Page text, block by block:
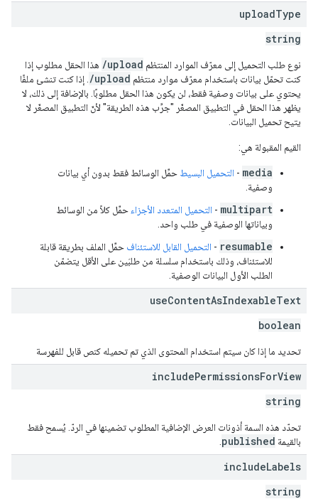
uploadType
string
نوع طلب التحميل إلى معرّف الموارد المنتظم /upload هذا الحقل مطلوب إذا
كنت تحمّل بيانات باستخدام معرّف موارد منتظم /upload . إذا كنت تنشئ ملفًا
يحتوي على بيانات وصفية فقط، لن يكون هذا الحقل مطلوبًا. بالإضافة إلى ذلك، لا
يظهر هذا الحقل في التطبيق المصغّر "جرِّب هذه الطريقة" لأنّ التطبيق المصغّر لا
يتيح تحميل البيانات.
القيم المقبولة هي:
media
- التحميل البسيط حمِّل الوسائط فقط بدون أي بيانات
وصفية.
multipart
- التحميل المتعدد الأجزاء حمِّل كلاً من الوسائط
وبياناتها الوصفية في طلب واحد.
resumable
- التحميل القابل للاستئناف حمِّل الملف بطريقة قابلة
للاستئناف، وذلك باستخدام سلسلة من طلبَين على الأقل يتضمّن
الطلب الأول البيانات الوصفية.
useContentAsIndexableText
boolean
تحديد ما إذا كان سيتم استخدام المحتوى الذي تم تحميله كنص قابل للفهرسة
includePermissionsForView
string
تحدّد هذه السمة أذونات العرض الإضافية المطلوب تضمينها في الردّ. يُسمح فقط
بالقيمة published
includeLabels
string